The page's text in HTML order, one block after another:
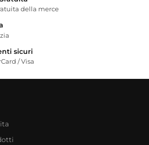
della merce
sicuri
/ Visa